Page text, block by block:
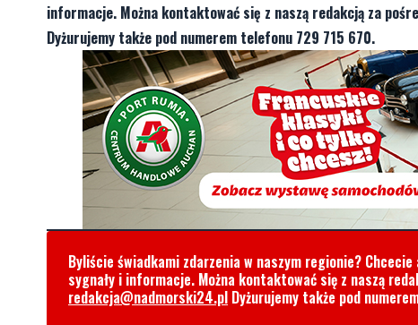
informacje. Można kontaktować się z naszą redakcją za
Dyżurujemy także pod numerem telefonu 729 715 670.
Byliście świadkami zdarzenia w naszym regionie?
sygnały i informacje. Można kontaktować się z naszą
redakcja@nadmorski24.pl Dyżurujemy także pod